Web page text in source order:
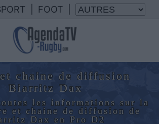
FOOT
chaine de diffusion
Biarritz Dax
les informations sur la
et chaine de diffusion de
Dax en Pro D2